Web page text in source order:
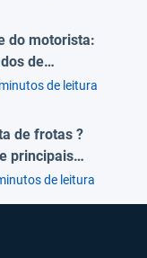
do motorista:
de
de leitura
de frotas ?
principais
de leitura